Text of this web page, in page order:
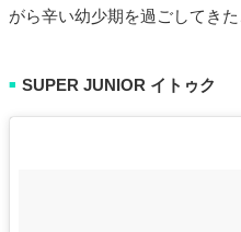
がら辛い幼少期を過ごしてき
■ SUPER JUNIOR イトゥク